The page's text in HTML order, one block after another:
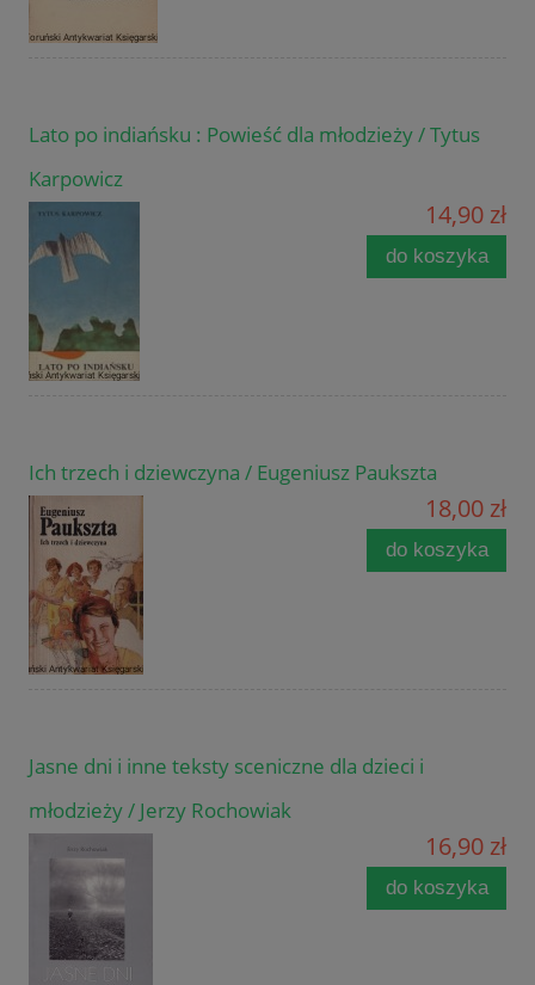
Lato po indiańsku : Powieść dla młodzieży / Tytus
Karpowicz
14,90 zł
do koszyka
Ich trzech i dziewczyna / Eugeniusz Paukszta
18,00 zł
do koszyka
Jasne dni i inne teksty sceniczne dla dzieci i
młodzieży / Jerzy Rochowiak
16,90 zł
do koszyka